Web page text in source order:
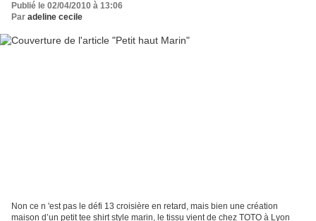
Publié le 02/04/2010 à 13:06
Par adeline cecile
Non ce n 'est pas le défi 13 croisière en retard, mais bien une création
maison d’un petit tee shirt style marin, le tissu vient de chez TOTO à Lyon